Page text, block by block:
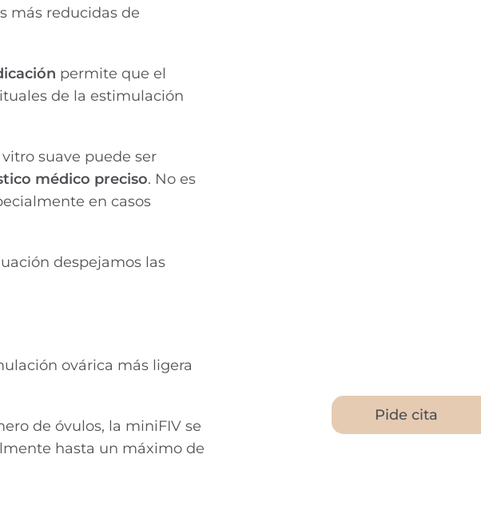
más reducidas de
permite que el
de la estimulación
suave puede ser
médico preciso. No es
en casos
despejamos las
ovárica más ligera
de óvulos, la miniFIV se
hasta un máximo de
Pide cita